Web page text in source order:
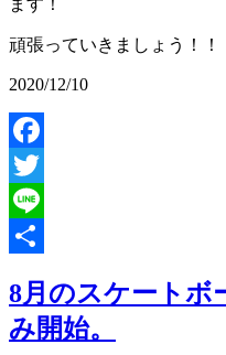
ます！
頑張っていきましょう！！
2020/12/10
Facebook
Twitter
Line
有
8月のスケートボ
み開始。